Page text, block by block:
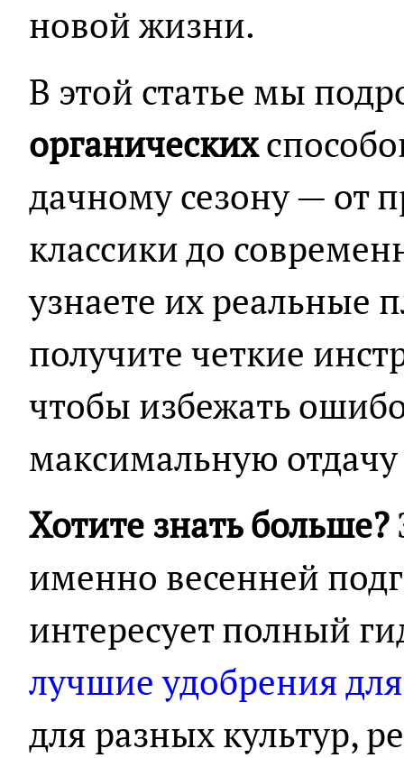
новой жизни.
В этой статье мы
органических
дачному сезону — от
классики до
узнаете их реальные
получите четкие
чтобы избежать
максимальную отдачу
Хотите знать больше?
именно весенней
интересует полный
лучшие удобрения
для разных культур,